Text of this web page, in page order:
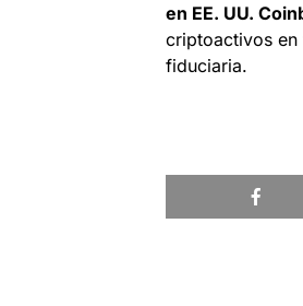
en EE. UU.
criptoactivos en
fiduciaria.